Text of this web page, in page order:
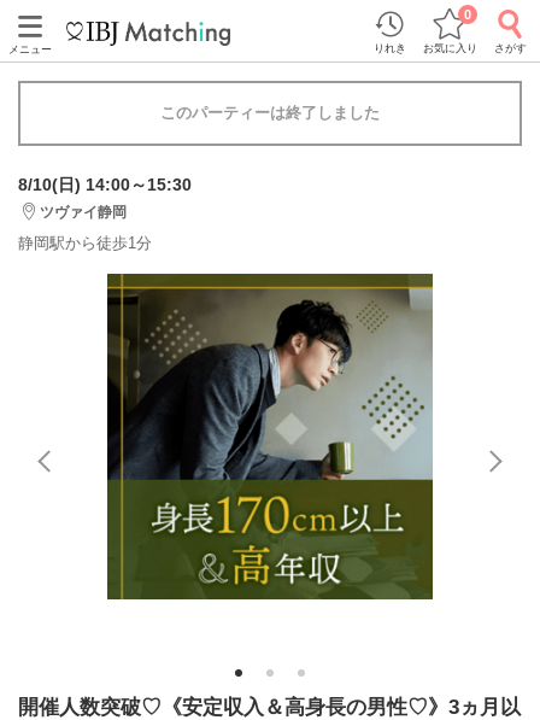
メニュー りれき お気に入り
0
さがす
このパーティーは終了しました
8/10(日) 14:00～15:30
ツヴァイ静岡
静岡駅から徒歩1分
1 2 3
開催人数突破♡《安定収入＆高身長の男性♡》3ヵ月以